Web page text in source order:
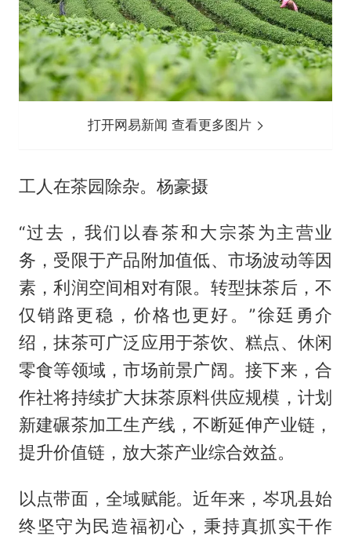
打开网易新闻 查看更多图片
工人在茶园除杂。杨豪摄
“过去，我们以春茶和大宗茶为主营业
务，受限于产品附加值低、市场波动等因
素，利润空间相对有限。转型抹茶后，不
仅销路更稳，价格也更好。”徐廷勇介
绍，抹茶可广泛应用于茶饮、糕点、休闲
零食等领域，市场前景广阔。接下来，合
作社将持续扩大抹茶原料供应规模，计划
新建碾茶加工生产线，不断延伸产业链，
提升价值链，放大茶产业综合效益。
以点带面，全域赋能。近年来，岑巩县始
终坚守为民造福初心，秉持真抓实干作